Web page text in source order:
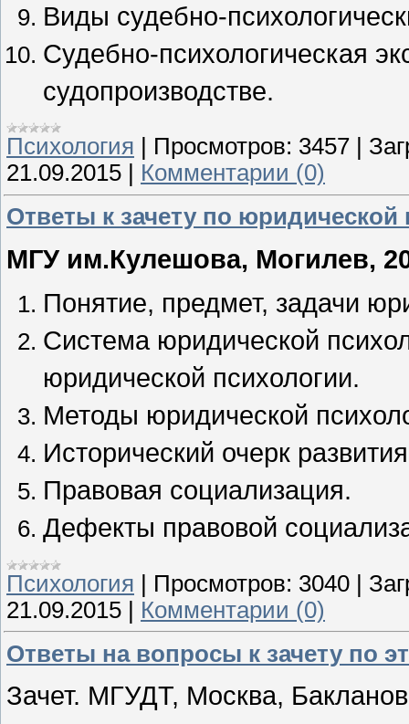
Виды судебно-
Судебно-психологическая
судопроизводстве.
Психология Просмотров: 3457
21.09.2015
Комментарии (0)
Ответы к зачету по юридической
МГУ им.Кулешова, Могилев,
Понятие, предмет, задачи
Система юридической
юридической психологии.
Методы юридической
Исторический очерк
Правовая социализация.
Дефекты правовой
Психология Просмотров: 3040
21.09.2015
Комментарии (0)
Ответы на вопросы к зачету по
Зачет. МГУДТ, Москва,